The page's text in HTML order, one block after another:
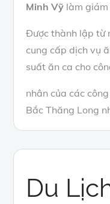
Minh Vỹ làm giám
Được thành lập từ
cung cấp dịch vụ
suất ăn ca cho
nhân của các
Bắc Thăng Long
Du